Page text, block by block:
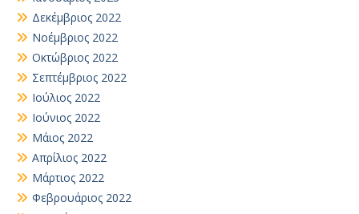
Δεκέμβριος 2022
Νοέμβριος 2022
Οκτώβριος 2022
Σεπτέμβριος 2022
Ιούλιος 2022
Ιούνιος 2022
Μάιος 2022
Απρίλιος 2022
Μάρτιος 2022
Φεβρουάριος 2022